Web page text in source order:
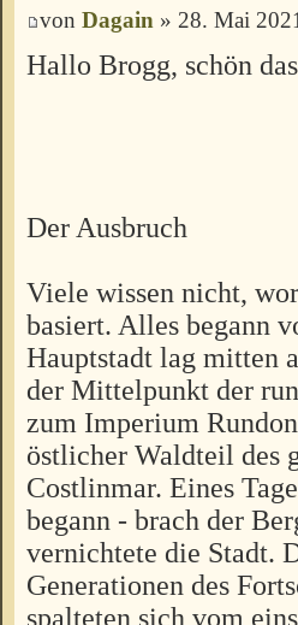
von Dagain » 28. Mai
Hallo Brogg, schön
Der Ausbruch
Viele wissen nicht,
basiert. Alles begann
Hauptstadt lag mitten
der Mittelpunkt der
zum Imperium
östlicher Waldteil des
Costlinmar. Eines
begann - brach der
vernichtete die Stadt.
Generationen des
spalteten sich vom